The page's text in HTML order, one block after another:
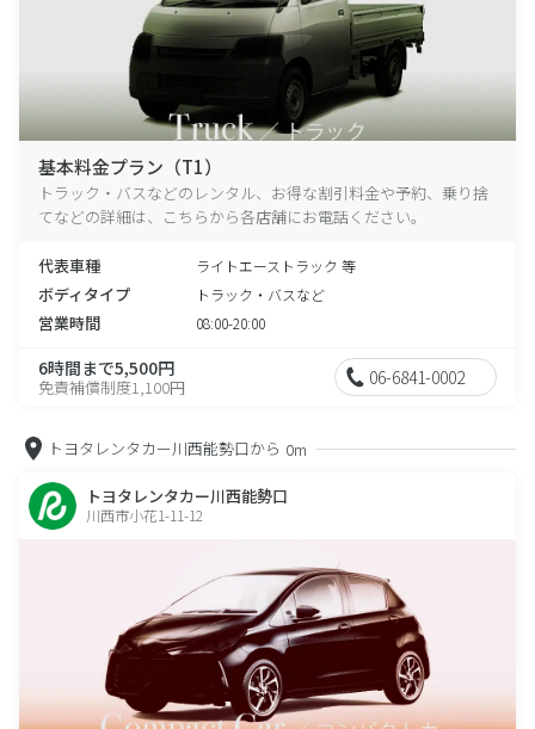
基本料金プラン（T1）
トラック・バスなどのレンタル、お得な割引料金や予約、乗り捨
てなどの詳細は、こちらから各店舗にお電話ください。
代表車種 ライトエーストラック 等
ボディタイプ トラック・バスなど
営業時間 08:00-20:00
6時間まで5,500円
免責補償制度1,100円 06-6841-0002
トヨタレンタカー川西能勢口から 0m
トヨタレンタカー川西能勢口
川西市小花1-11-12